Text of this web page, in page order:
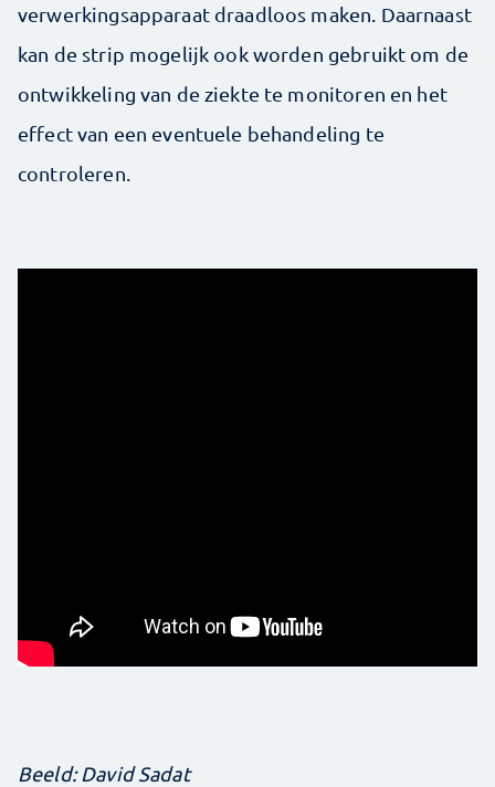
verwerkingsapparaat draadloos maken. Daarnaast
kan de strip mogelijk ook worden gebruikt om de
ontwikkeling van de ziekte te monitoren en het
effect van een eventuele behandeling te
controleren.
Beeld: David Sadat